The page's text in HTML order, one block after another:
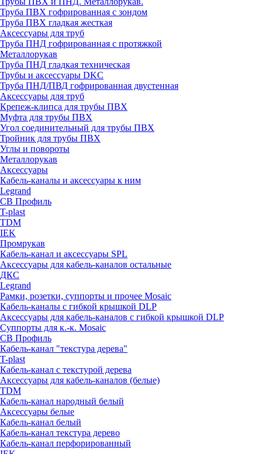
Труба ПВХ гофрированная с зондом
Труба ПВХ гладкая жесткая
Аксессуары для труб
Труба ПНД гофрированная с протяжкой
Металлорукав
Труба ПНД гладкая техническая
Трубы и аксессуары DKC
Труба ПНД/ПВД гофрированная двустенная
Аксессуары для труб
Крепеж-клипса для трубы ПВХ
Муфта для трубы ПВХ
Угол соединительный для трубы ПВХ
Тройник для трубы ПВХ
Углы и повороты
Металлорукав
Аксессуары
Кабель-каналы и аксессуары к ним
Legrand
СВ Профиль
T-plast
TDM
IEK
Промрукав
Кабель-канал и аксессуары SPL
Аксессуары для кабель-каналов остальные
ДКС
Legrand
Рамки, розетки, суппорты и прочее Mosaic
Кабель-каналы с гибкой крышкой DLP
Аксессуары для кабель-каналов с гибкой крышкой DLP
Суппорты для к.-к. Mosaic
СВ Профиль
Кабель-канал "текстура дерева"
T-plast
Кабель-канал с текстурой дерева
Аксессуары для кабель-каналов (белые)
TDM
Кабель-канал народный белый
Аксессуары белые
Кабель-канал белый
Кабель-канал текстура дерево
Кабель-канал перфорированный